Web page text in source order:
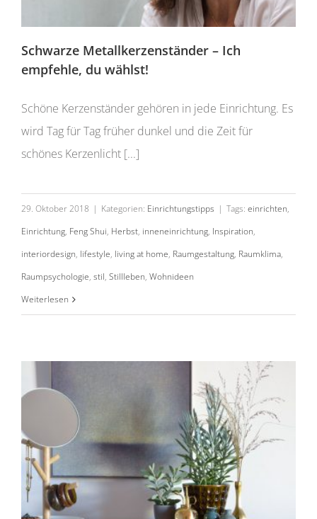
Schwarze Metallkerzenständer – Ich
empfehle, du wählst!
Schöne Kerzenständer gehören in jede Einrichtung. Es
wird Tag für Tag früher dunkel und die Zeit für
schönes Kerzenlicht [...]
29. Oktober 2018 | Kategorien: Einrichtungstipps | Tags: einrichten,
Einrichtung, Feng Shui, Herbst, inneneinrichtung, Inspiration,
interiordesign, lifestyle, living at home, Raumgestaltung, Raumklima,
Raumpsychologie, stil, Stillleben, Wohnideen
Weiterlesen
Gegensätzlichkeit als Werkzeug in der